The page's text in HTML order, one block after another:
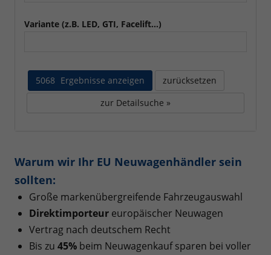
Variante (z.B. LED, GTI, Facelift...)
5068 Ergebnisse anzeigen
zurücksetzen
zur Detailsuche »
Warum wir Ihr EU Neuwagenhändler sein
sollten:
Große markenübergreifende Fahrzeugauswahl
Direktimporteur europäischer Neuwagen
Vertrag nach deutschem Recht
Bis zu 45% beim Neuwagenkauf sparen bei voller